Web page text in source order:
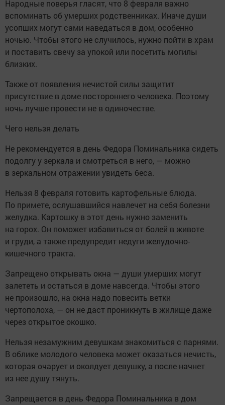
Народные поверья гласят, что 8 февраля важно
вспоминать об умерших родственниках. Иначе души
усопших могут сами наведаться в дом, особенно
ночью. Чтобы этого не случилось, нужно пойти в храм
и поставить свечу за упокой или посетить могилы
близких.
Также от появления нечистой силы защитит
присутствие в доме постороннего человека. Поэтому
ночь лучше провести не в одиночестве.
Чего нельзя делать
Не рекомендуется в день Федора Поминальника сидеть
подолгу у зеркала и смотреться в него, — можно
в зеркальном отражении увидеть беса.
Нельзя 8 февраля готовить картофельные блюда.
По примете, ослушавшийся навлечет на себя болезни
желудка. Картошку в этот день нужно заменить
на горох. Он поможет избавиться от болей в животе
и груди, а также предупредит недуги желудочно-
кишечного тракта.
Запрещено открывать окна — души умерших могут
залететь и остаться в доме навсегда. Чтобы этого
не произошло, на окна надо повесить ветки
чертополоха, — он не даст проникнуть в жилище даже
через открытое окошко.
Нельзя незамужним девушкам знакомиться с парнями.
В облике молодого человека может оказаться нечисть,
которая очарует и околдует девушку, а после начнет
из нее душу тянуть.
Запрещается в день Федора Поминальника в дом